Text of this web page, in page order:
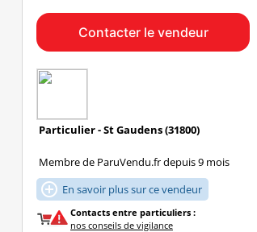
Contacter le vendeur
Particulier - St Gaudens (31800)
Membre de ParuVendu.fr depuis 9 mois
 En savoir plus sur ce vendeur
Contacts entre particuliers :
nos conseils de vigilance